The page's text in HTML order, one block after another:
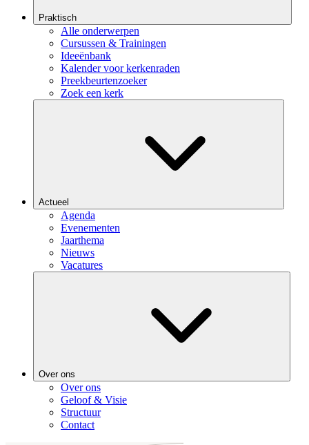
Praktisch
Alle onderwerpen
Cursussen & Trainingen
Ideeënbank
Kalender voor kerkenraden
Preekbeurtenzoeker
Zoek een kerk
Actueel
Agenda
Evenementen
Jaarthema
Nieuws
Vacatures
Over ons
Over ons
Geloof & Visie
Structuur
Contact